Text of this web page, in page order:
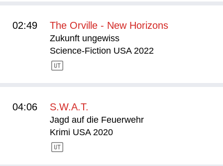
02:49 The Orville - New Horizons
Zukunft ungewiss
Science-Fiction USA 2022
04:06 S.W.A.T.
Jagd auf die Feuerwehr
Krimi USA 2020